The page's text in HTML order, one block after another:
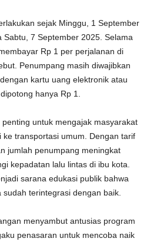
sejak Minggu, 1 September
7 September 2025. Selama
Rp 1 per perjalanan di
Penumpang masih diwajibkan
kartu uang elektronik atau
hanya Rp 1.
untuk mengajak masyarakat
transportasi umum. Dengan tarif
jumlah penumpang meningkat
kepadatan lalu lintas di ibu kota.
sarana edukasi publik bahwa
terintegrasi dengan baik.
menyambut antusias program
penasaran untuk mencoba naik